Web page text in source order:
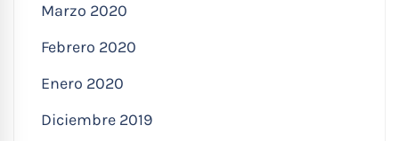
Marzo 2020
Febrero 2020
Enero 2020
Diciembre 2019